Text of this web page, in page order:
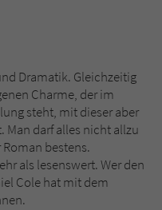
Dramatik. Gleichzeitig
Charme, der im
steht, mit dieser aber
Man darf alles nicht allzu
bestens.
als lesenswert. Wer den
Cole hat mit dem